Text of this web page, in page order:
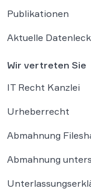
Publikationen
Aktuelle
Wir vertreten Sie
IT Recht Kanzlei
Urheberrecht
Abmahnung
Abmahnung